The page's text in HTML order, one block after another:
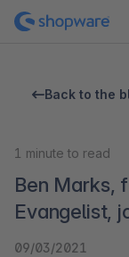
Back to the
1 minute to read
Ben Marks,
Evangelist,
09/03/2021